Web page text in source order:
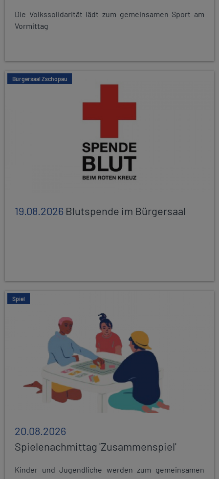
Die Volkssolidarität lädt zum gemeinsamen Sport am
Vormittag
Bürgersaal Zschopau
19.08.2026 Blutspende im Bürgersaal
Spiel
20.08.2026
Spielenachmittag 'Zusammenspiel'
Kinder und Jugendliche werden zum gemeinsamen